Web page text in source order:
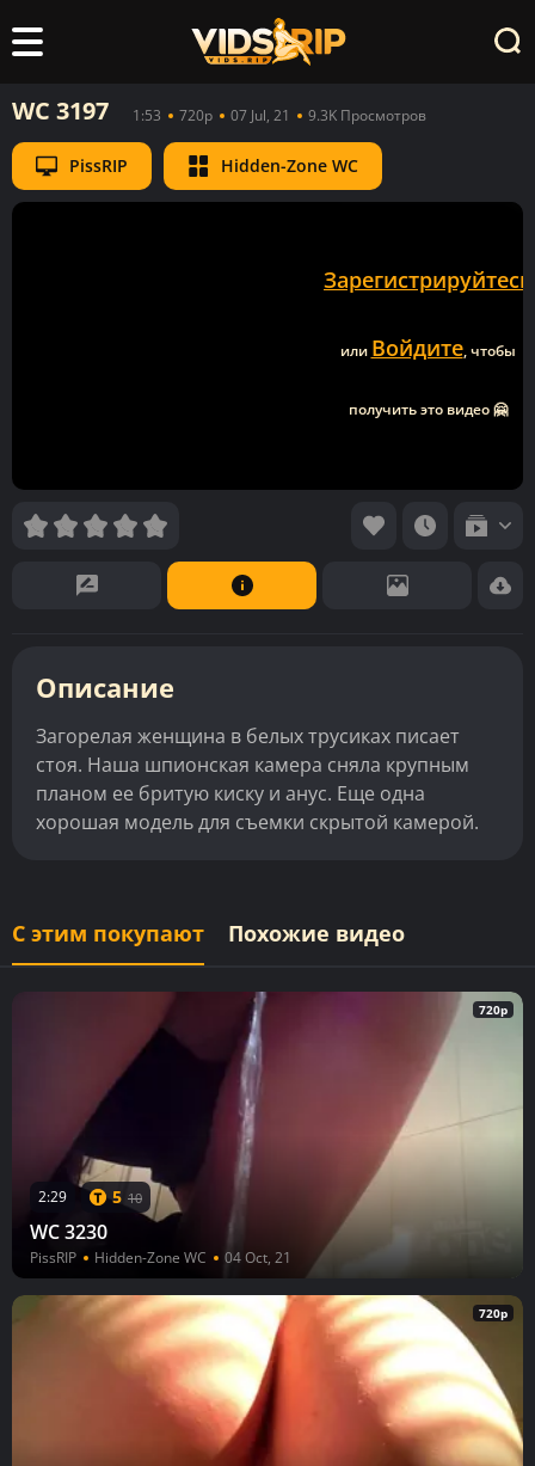
WC 3197 1:53 720p 07 Jul, 21 9.3K Просмотров
PissRIP Hidden-Zone WC
Зарегистрируйтесь
или Войдите, чтобы
получить это видео 🤗
Описание
Загорелая женщина в белых трусиках писает
стоя. Наша шпионская камера сняла крупным
планом ее бритую киску и анус. Еще одна
хорошая модель для съемки скрытой камерой.
С этим покупают Похожие видео
720p
2:29 5 10
WC 3230
PissRIP Hidden-Zone WC 04 Oct, 21
720p